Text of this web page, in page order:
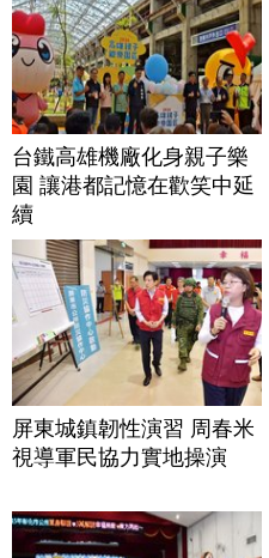
台鐵高雄機廠化身親子樂
園 讓港都記憶在歡笑中延
續
屏東城鎮韌性演習 周春米
視導軍民協力實地操演